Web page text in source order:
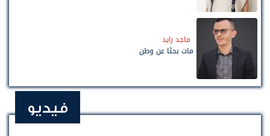
ماجد زايد
مات بحثًا عن وطن
فيديو